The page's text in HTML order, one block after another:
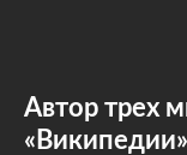
Автор трех